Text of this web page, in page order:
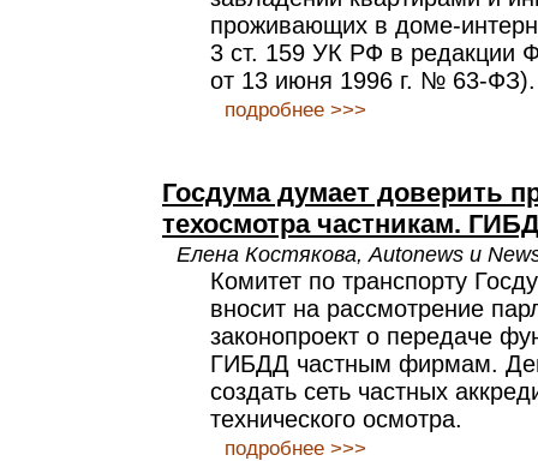
проживающих в доме-
3 ст. 159 УК РФ в редакции
от 13 июня 1996 г. № 63-ФЗ).
подробнее >>>
Госдума думает доверить
техосмотра частникам.
Елена Костякова, Autonews и
Комитет по транспорту
вносит на рассмотрение
законопроект о передаче
ГИБДД частным фирмам.
создать сеть частных
технического осмотра.
подробнее >>>